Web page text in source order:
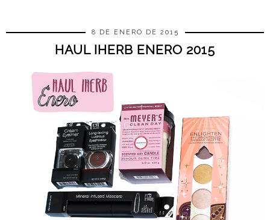
8 DE ENERO DE 2015
HAUL IHERB ENERO 2015